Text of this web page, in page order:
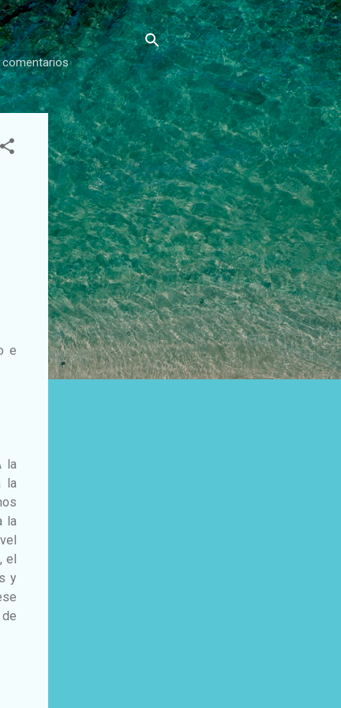
comentarios
e
la
la
la
el
y